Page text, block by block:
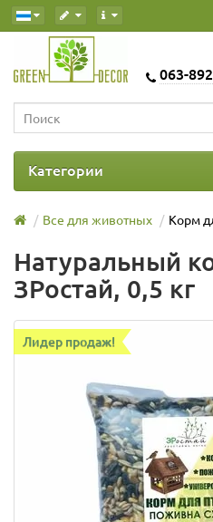
063-
Категории
Все для животных Корм
Натуральный
ЗРостай, 0,5 кг
Лидер продаж!